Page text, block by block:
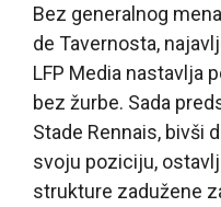
Bez generalnog
de Tavernosta,
LFP Media nastavlja
bez žurbe. Sada
Stade Rennais, bivši
svoju poziciju,
strukture zadužene